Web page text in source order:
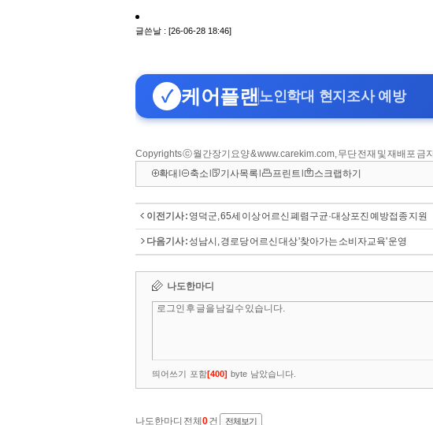
Copyrights ⓒ 월간장기요양 & www.carekim.com, 무단 전재 및 재배포 금지
확대
축소 기사목록 프린트 스크랩하기
이전기사 : 영덕군, 65세 이상 어르신 폐렴구균·대상포진 예방접종 지원
다음기사 : 성남시, 경로당 어르신 대상 '찾아가는 소비자교육' 운영